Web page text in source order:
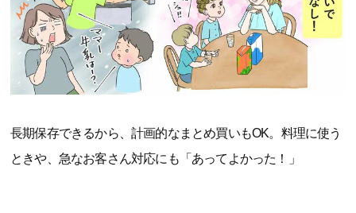
長期保存できるから、計画的なまとめ買いもOK。料理に使う
ときや、急なお客さん対応にも「あってよかった！」